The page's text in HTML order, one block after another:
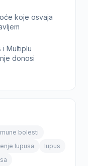
koje osvaja
i Multiplu
donosi
bolesti
lupusa
lupus